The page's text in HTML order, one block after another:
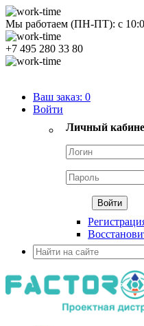
Мы работаем (ПН-ПТ): с
+7 495 280 33 80
Ваш заказ: 0
Войти
Личный